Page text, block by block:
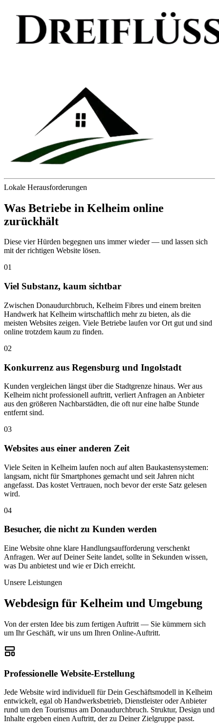
Lokale Herausforderungen
Was Betriebe in Kelheim online
zurückhält
Diese vier Hürden begegnen uns immer wieder — und lassen sich
mit der richtigen Website lösen.
01
Viel Substanz, kaum sichtbar
Zwischen Donaudurchbruch, Kelheim Fibres und einem breiten
Handwerk hat Kelheim wirtschaftlich mehr zu bieten, als die
meisten Websites zeigen. Viele Betriebe laufen vor Ort gut und sind
online trotzdem kaum zu finden.
02
Konkurrenz aus Regensburg und Ingolstadt
Kunden vergleichen längst über die Stadtgrenze hinaus. Wer aus
Kelheim nicht professionell auftritt, verliert Anfragen an Anbieter
aus den größeren Nachbarstädten, die oft nur eine halbe Stunde
entfernt sind.
03
Websites aus einer anderen Zeit
Viele Seiten in Kelheim laufen noch auf alten Baukastensystemen:
langsam, nicht für Smartphones gemacht und seit Jahren nicht
angefasst. Das kostet Vertrauen, noch bevor der erste Satz gelesen
wird.
04
Besucher, die nicht zu Kunden werden
Eine Website ohne klare Handlungsaufforderung verschenkt
Anfragen. Wer auf Deiner Seite landet, sollte in Sekunden wissen,
was Du anbietest und wie er Dich erreicht.
Unsere Leistungen
Webdesign für Kelheim und Umgebung
Von der ersten Idee bis zum fertigen Auftritt — Sie kümmern sich
um Ihr Geschäft, wir uns um Ihren Online-Auftritt.
Professionelle Website-Erstellung
Jede Website wird individuell für Dein Geschäftsmodell in Kelheim
entwickelt, egal ob Handwerksbetrieb, Dienstleister oder Anbieter
rund um den Tourismus am Donaudurchbruch. Struktur, Design und
Inhalte ergeben einen Auftritt, der zu Deiner Zielgruppe passt.